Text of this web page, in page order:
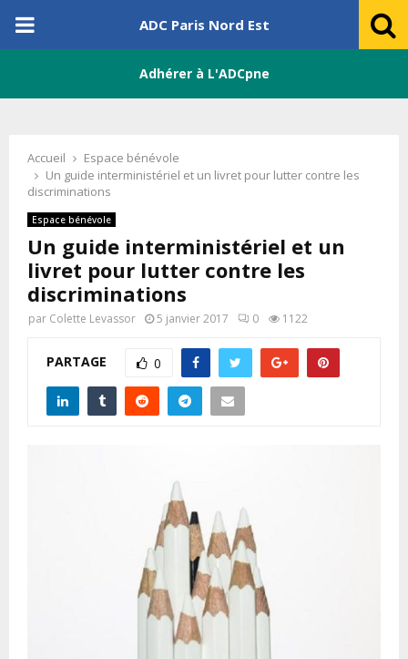
PRIMARY
ADC Paris Nord Est
Adhérer à L'ADCpne
Accueil
Espace bénévole
Un guide interministériel et un livret pour lutter contre les
discriminations
Espace bénévole
Un guide interministériel et un
livret pour lutter contre les
discriminations
par Colette Levassor 5 janvier 2017 0 1122
PARTAGE 0